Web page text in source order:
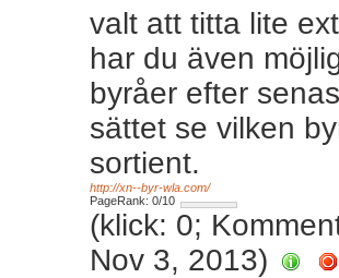
valt att titta lite
har du även
byråer efter
sättet se vilken
sortient.
http://xn--byr-wla.com/
PageRank: 0/10
(klick: 0;
Nov 3, 2013)